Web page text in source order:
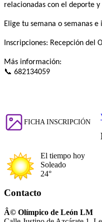
relacionadas con el deporte
Elige tu semana o semanas
Inscripciones: Recepción del
Más información:
📞 682134059
FICHA INSCRIPCIÓN
El tiempo hoy
Soleado
24°
Contacto
Â© Olímpico de León LM